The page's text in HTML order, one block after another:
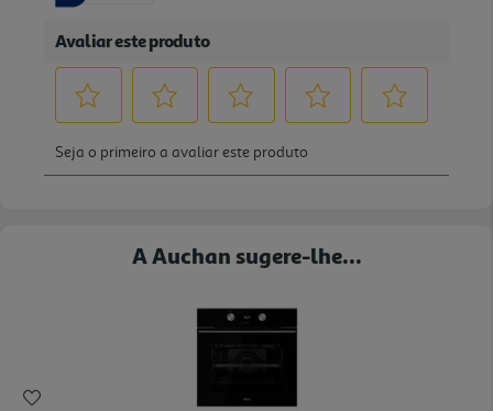
A Auchan sugere-lhe...